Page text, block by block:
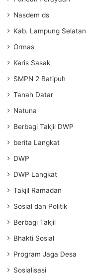
Nasdem ds
Kab. Lampung Selatan
Ormas
Keris Sasak
SMPN 2 Batipuh
Tanah Datar
Natuna
Berbagi Takjil DWP
berita Langkat
DWP
DWP Langkat
Takjil Ramadan
Sosial dan Politik
Berbagi Takjil
Bhakti Sosial
Program Jaga Desa
Sosialisasi